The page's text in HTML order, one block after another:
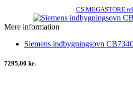
CS MEGASTORE
Mere information
Siemens indbygningsovn
7295,00 kr.